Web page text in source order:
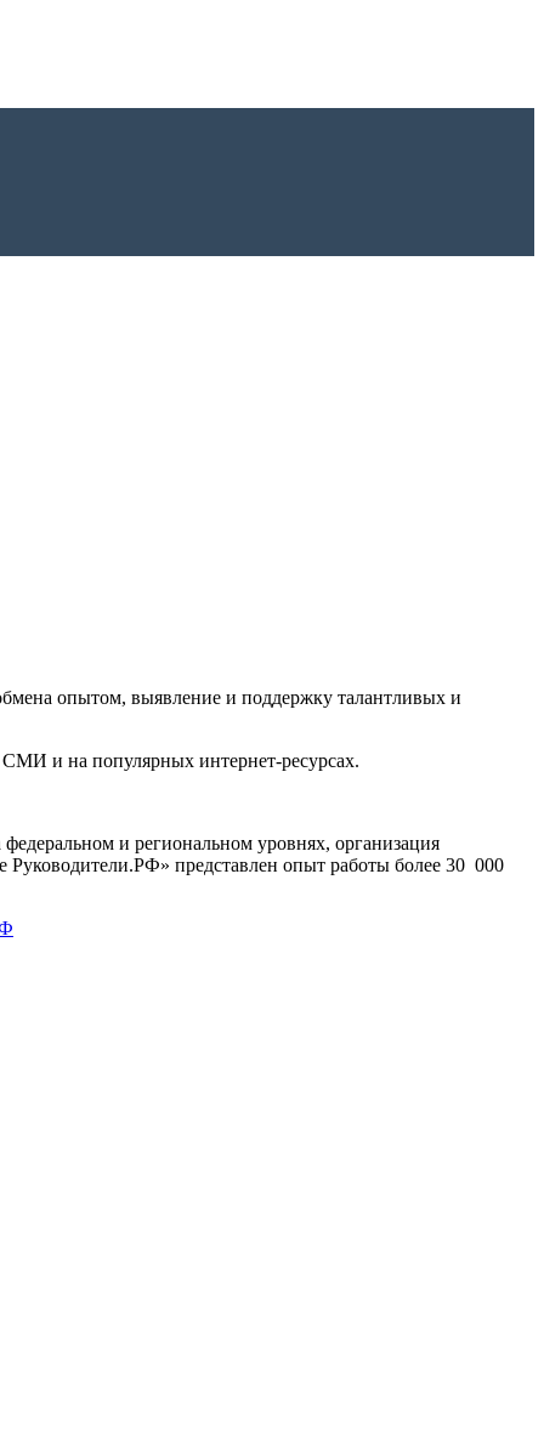
опытом, выявление и поддержку талантливых и
и на популярных интернет-ресурсах.
и региональном уровнях, организация
представлен опыт работы более 30 000